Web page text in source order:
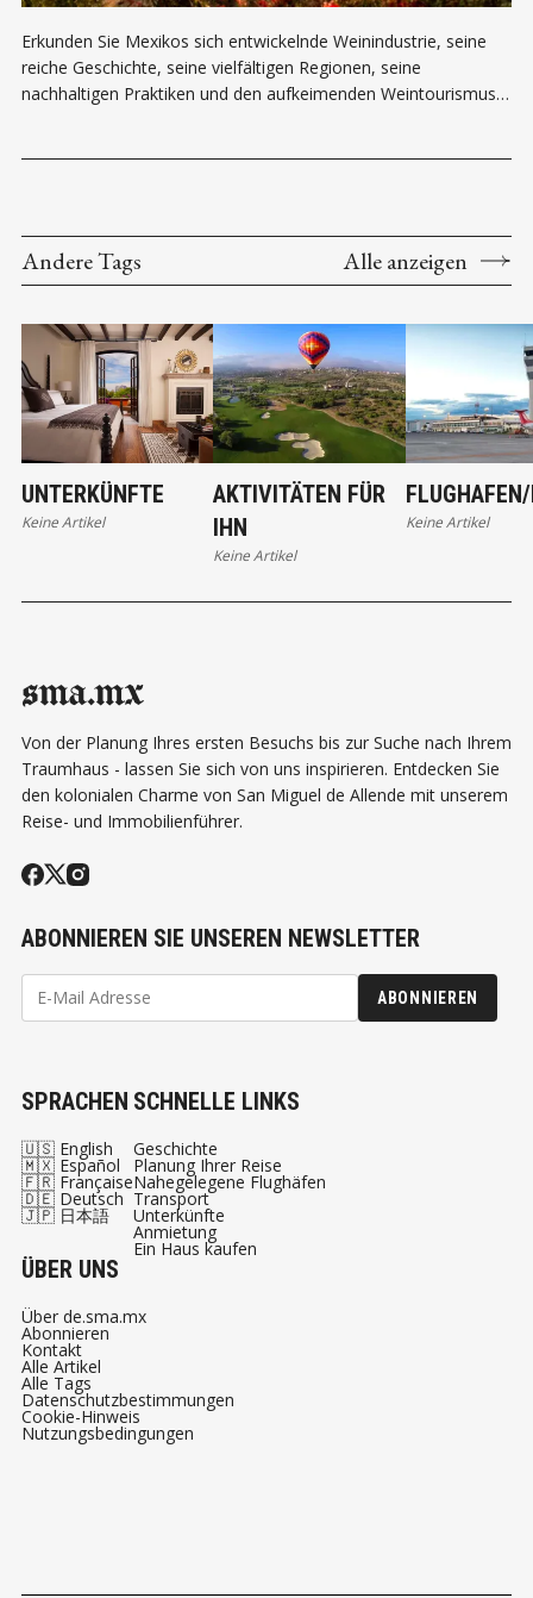
Erkunden Sie Mexikos sich entwickelnde Weinindustrie, seine
reiche Geschichte, seine vielfältigen Regionen, seine
nachhaltigen Praktiken und den aufkeimenden Weintourismus,
Andere Tags Alle anzeigen
UNTERKÜNFTE
Keine Artikel
AKTIVITÄTEN FÜR
IHN
Keine Artikel
Keine Artikel
sma.mx
Von der Planung Ihres ersten Besuchs bis zur Suche nach Ihrem
Traumhaus - lassen Sie sich von uns inspirieren. Entdecken Sie
den kolonialen Charme von San Miguel de Allende mit unserem
Reise- und Immobilienführer.
ABONNIEREN SIE UNSEREN NEWSLETTER
ABONNIEREN
SPRACHEN
🇺🇸 English
🇲🇽 Español
🇫🇷 Française
🇩🇪 Deutsch
🇯🇵 日本語
SCHNELLE LINKS
Geschichte
Planung Ihrer Reise
Nahegelegene Flughäfen
Transport
Unterkünfte
Anmietung
Ein Haus kaufen
ÜBER UNS
Über de.sma.mx
Abonnieren
Kontakt
Alle Artikel
Alle Tags
Datenschutzbestimmungen
Cookie-Hinweis
Nutzungsbedingungen